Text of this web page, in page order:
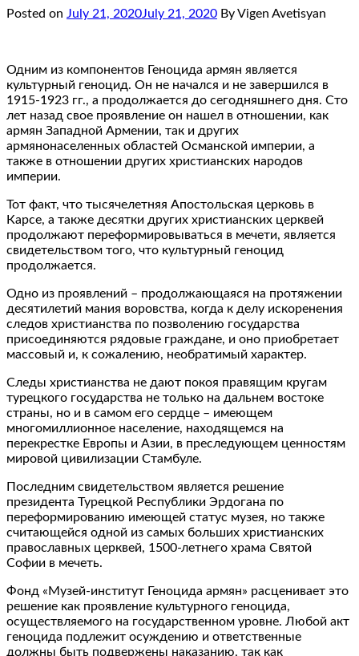
Posted on July 21, 2020July 21, 2020 By Vigen Avetisyan
Одним из компонентов Геноцида армян является
культурный геноцид. Он не начался и не завершился в
1915-1923 гг., а продолжается до сегодняшнего дня. Сто
лет назад свое проявление он нашел в отношении, как
армян Западной Армении, так и других
армянонаселенных областей Османской империи, а
также в отношении других христианских народов
империи.
Тот факт, что тысячелетняя Апостольская церковь в
Карсе, а также десятки других христианских церквей
продолжают переформировываться в мечети, является
свидетельством того, что культурный геноцид
продолжается.
Одно из проявлений – продолжающаяся на протяжении
десятилетий мания воровства, когда к делу искоренения
следов христианства по позволению государства
присоединяются рядовые граждане, и оно приобретает
массовый и, к сожалению, необратимый характер.
Следы христианства не дают покоя правящим кругам
турецкого государства не только на дальнем востоке
страны, но и в самом его сердце – имеющем
многомиллионное население, находящемся на
перекрестке Европы и Азии, в преследующем ценностям
мировой цивилизации Стамбуле.
Последним свидетельством является решение
президента Турецкой Республики Эрдогана по
переформированию имеющей статус музея, но также
считающейся одной из самых больших христианских
православных церквей, 1500-летнего храма Святой
Софии в мечеть.
Фонд «Музей-институт Геноцида армян» расценивает это
решение как проявление культурного геноцида,
осуществляемого на государственном уровне. Любой акт
геноцида подлежит осуждению и ответственные
должны быть подвержены наказанию, так как